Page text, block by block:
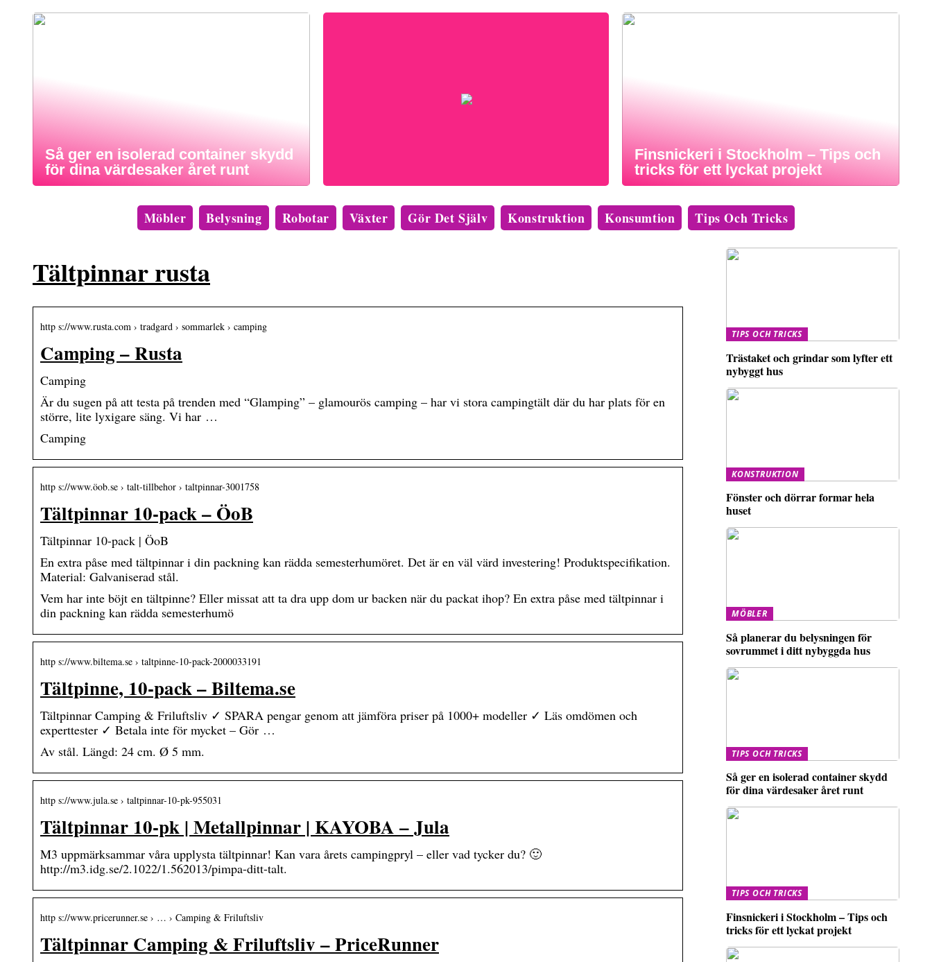
Så ger en isolerad container skydd
för dina värdesaker året runt
Finsnickeri i Stockholm – Tips och
tricks för ett lyckat projekt
Möbler Belysning Robotar Växter Gör Det Själv Konstruktion Konsumtion Tips Och Tricks
Tältpinnar rusta
http s://www.rusta.com › tradgard › sommarlek › camping
Camping – Rusta
Camping
Är du sugen på att testa på trenden med “Glamping” – glamourös camping – har vi stora campingtält där du har plats för en
större, lite lyxigare säng. Vi har …
Camping
http s://www.öob.se › talt-tillbehor › taltpinnar-3001758
Tältpinnar 10-pack – ÖoB
Tältpinnar 10-pack | ÖoB
En extra påse med tältpinnar i din packning kan rädda semesterhumöret. Det är en väl värd investering! Produktspecifikation.
Material: Galvaniserad stål.
Vem har inte böjt en tältpinne? Eller missat att ta dra upp dom ur backen när du packat ihop? En extra påse med tältpinnar i
din packning kan rädda semesterhumö
http s://www.biltema.se › taltpinne-10-pack-2000033191
Tältpinne, 10-pack – Biltema.se
Tältpinnar Camping & Friluftsliv ✓ SPARA pengar genom att jämföra priser på 1000+ modeller ✓ Läs omdömen och
experttester ✓ Betala inte för mycket – Gör …
Av stål. Längd: 24 cm. Ø 5 mm.
http s://www.jula.se › taltpinnar-10-pk-955031
Tältpinnar 10-pk | Metallpinnar | KAYOBA – Jula
M3 uppmärksammar våra upplysta tältpinnar! Kan vara årets campingpryl – eller vad tycker du? 🙂
http://m3.idg.se/2.1022/1.562013/pimpa-ditt-talt.
http s://www.pricerunner.se › … › Camping & Friluftsliv
Tältpinnar Camping & Friluftsliv – PriceRunner
TIPS OCH TRICKS
Trästaket och grindar som lyfter ett
nybyggt hus
KONSTRUKTION
Fönster och dörrar formar hela
huset
MÖBLER
Så planerar du belysningen för
sovrummet i ditt nybyggda hus
TIPS OCH TRICKS
Så ger en isolerad container skydd
för dina värdesaker året runt
TIPS OCH TRICKS
Finsnickeri i Stockholm – Tips och
tricks för ett lyckat projekt